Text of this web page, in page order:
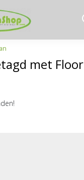
met Floor